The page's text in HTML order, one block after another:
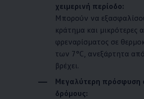
χειμερινή περίοδο:
Μπορούν να
κράτημα και μικρότερες
φρεναρίσματος σε
των 7°C, ανεξάρτητα
βρέχει.
Μεγαλύτερη πρόσφυση
δρόμους: